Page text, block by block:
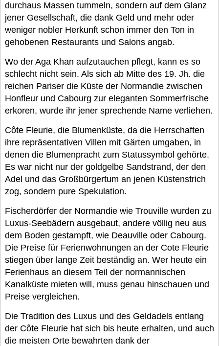
durchaus Massen tummeln, sondern auf dem Glanz
jener Gesellschaft, die dank Geld und mehr oder
weniger nobler Herkunft schon immer den Ton in
gehobenen Restaurants und Salons angab.
Wo der Aga Khan aufzutauchen pflegt, kann es so
schlecht nicht sein. Als sich ab Mitte des 19. Jh. die
reichen Pariser die Küste der Normandie zwischen
Honfleur und Cabourg zur eleganten Sommerfrische
erkoren, wurde ihr jener sprechende Name verliehen.
Côte Fleurie, die Blumenküste, da die Herrschaften
ihre repräsentativen Villen mit Gärten umgaben, in
denen die Blumenpracht zum Statussymbol gehörte.
Es war nicht nur der goldgelbe Sandstrand, der den
Adel und das Großbürgertum an jenen Küstenstrich
zog, sondern pure Spekulation.
Fischerdörfer der Normandie wie Trouville wurden zu
Luxus-Seebädern ausgebaut, andere völlig neu aus
dem Boden gestampft, wie Deauville oder Cabourg.
Die Preise für Ferienwohnungen an der Cote Fleurie
stiegen über lange Zeit beständig an. Wer heute ein
Ferienhaus an diesem Teil der normannischen
Kanalküste mieten will, muss genau hinschauen und
Preise vergleichen.
Die Tradition des Luxus und des Geldadels entlang
der Côte Fleurie hat sich bis heute erhalten, und auch
die meisten Orte bewahrten dank der